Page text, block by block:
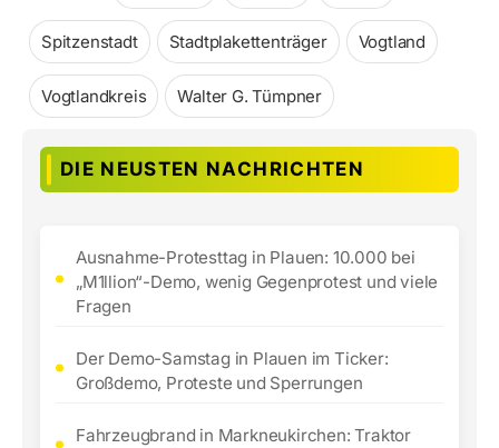
Spitzenstadt Stadtplakettenträger Vogtland
Vogtlandkreis Walter G. Tümpner
DIE NEUSTEN NACHRICHTEN
Ausnahme-Protesttag in Plauen: 10.000 bei
„M1llion“-Demo, wenig Gegenprotest und viele
Fragen
Der Demo-Samstag in Plauen im Ticker:
Großdemo, Proteste und Sperrungen
Fahrzeugbrand in Markneukirchen: Traktor